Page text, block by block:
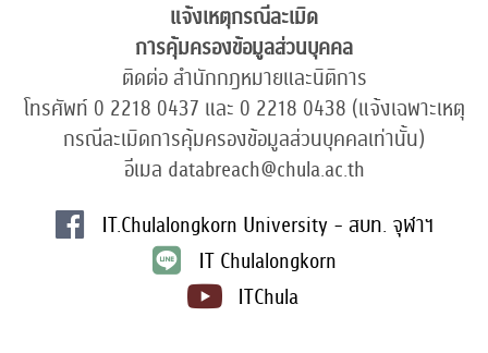
แจ้งเหตุกรณีละเมิด
การคุ้มครองข้อมูลส่วนบุคคล
ติดต่อ สำนักกฎหมายและนิติการ
โทรศัพท์ 0 2218 0437 และ 0 2218 0438 (แจ้งเฉพาะเหตุ
กรณีละเมิดการคุ้มครองข้อมูลส่วนบุคคลเท่านั้น)
อีเมล databreach@chula.ac.th
IT.Chulalongkorn University - สบท. จุฬาฯ
IT Chulalongkorn
ITChula